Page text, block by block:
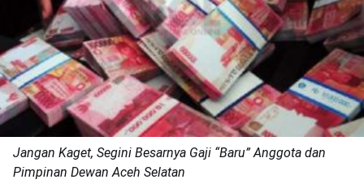
Jangan Kaget, Segini Besarnya Gaji “Baru” Anggota dan
Pimpinan Dewan Aceh Selatan